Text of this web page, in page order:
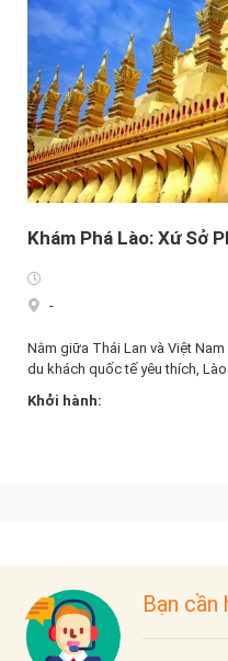
Khám Phá Lào: Xứ Sở
-
Nằm giữa Thái Lan và Việt
du khách quốc tế yêu thích,
Khởi hành:
Bạn cần